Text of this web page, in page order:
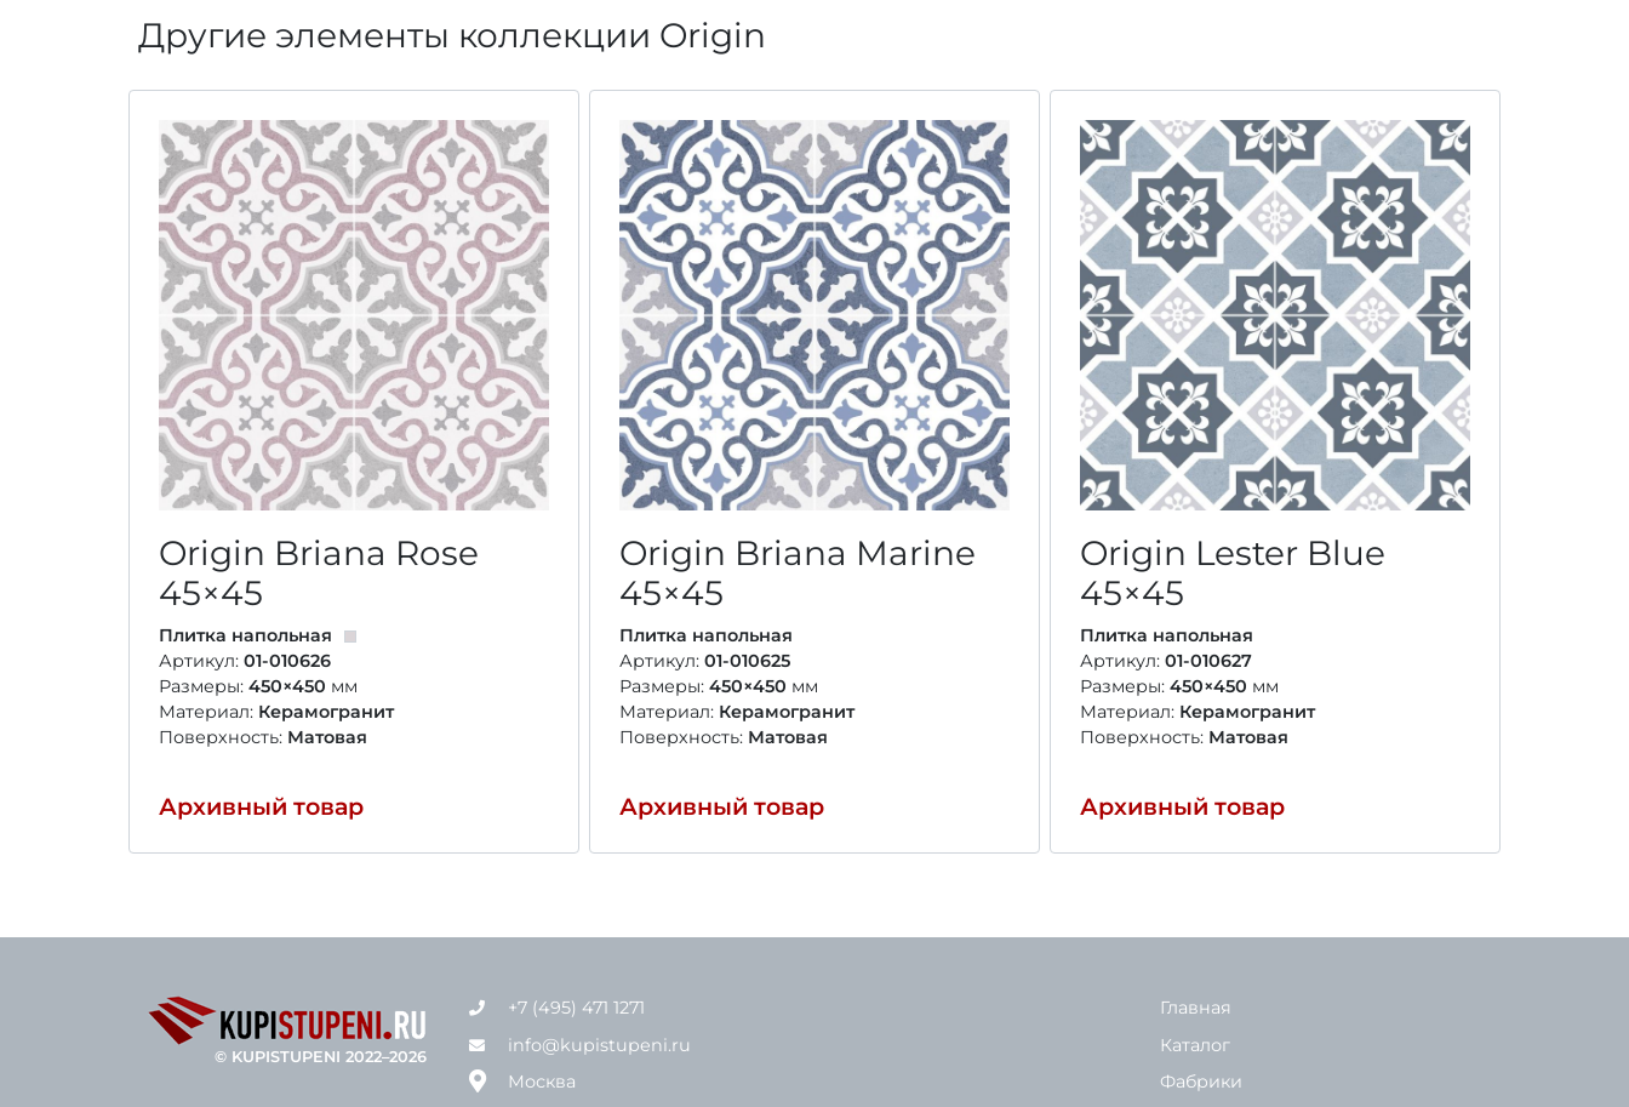
Другие элементы коллекции Origin
Origin Briana Rose
45×45
Плитка напольная
Артикул: 01-010626
Размеры: 450×450 мм
Материал: Керамогранит
Поверхность: Матовая
Архивный товар
Origin Briana Marine
45×45
Плитка напольная
Артикул: 01-010625
Размеры: 450×450 мм
Материал: Керамогранит
Поверхность: Матовая
Архивный товар
Origin Lester Blue
45×45
Плитка напольная
Артикул: 01-010627
Размеры: 450×450 мм
Материал: Керамогранит
Поверхность: Матовая
Архивный товар
© KUPISTUPENI 2022–2026
+7 (495) 471 1271
info@kupistupeni.ru
Москва
Главная
Каталог
Фабрики